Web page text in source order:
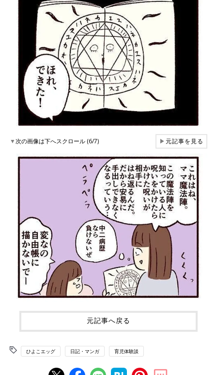
▼次の画像は下へスクロール (6/7) ▶元記事を見る
元記事へ戻る
ひよこエッグ 日記・マンガ 育児体験談